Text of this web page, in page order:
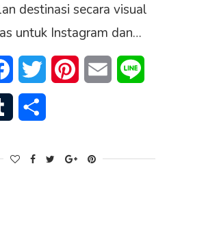
destinasi secara visual
untuk Instagram dan…
FacebookTwitter PinterestEmail
Tumblr